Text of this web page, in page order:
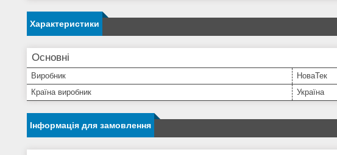
Характеристики
Основні
Виробник
НоваТек
Країна виробник
Україна
Інформація для замовлення